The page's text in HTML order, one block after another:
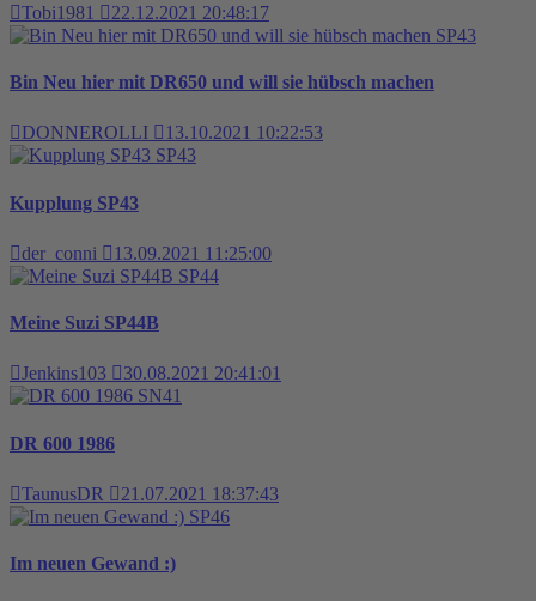
Tobi1981
22.12.2021 20:48:17
SP43
Bin Neu hier mit DR650 und will sie hübsch machen
DONNEROLLI
13.10.2021 10:22:53
SP43
Kupplung SP43
der_conni
13.09.2021 11:25:00
SP44
Meine Suzi SP44B
Jenkins103
30.08.2021 20:41:01
SN41
DR 600 1986
TaunusDR
21.07.2021 18:37:43
SP46
Im neuen Gewand :)